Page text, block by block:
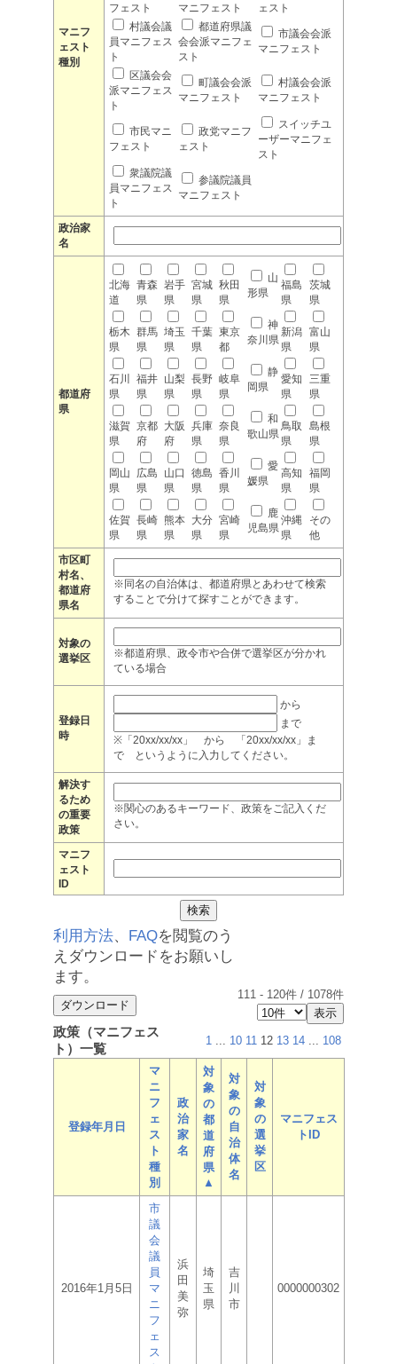
マニフ
ェスト
種別
フェスト
マニフェスト
ェスト
村議会議
員マニフェス
ト
都道府県議
会会派マニフェ
スト
市議会会派
マニフェスト
区議会会
派マニフェス
ト
町議会会派
マニフェスト
村議会会派
マニフェスト
市民マニ
フェスト
政党マニフ
ェスト
スイッチユ
ーザーマニフェ
スト
衆議院議
員マニフェス
ト
参議院議員
マニフェスト
政治家
名
都道府
県
北海
道
青森
県
岩手
県
宮城
県
秋田
県
山
形県
福島
県
茨城
県
栃木
県
群馬
県
埼玉
県
千葉
県
東京
都
神
奈川県
新潟
県
富山
県
石川
県
福井
県
山梨
県
長野
県
岐阜
県
静
岡県
愛知
県
三重
県
滋賀
県
京都
府
大阪
府
兵庫
県
奈良
県
和
歌山県
鳥取
県
島根
県
岡山
県
広島
県
山口
県
徳島
県
香川
県
愛
媛県
高知
県
福岡
県
佐賀
県
長崎
県
熊本
県
大分
県
宮崎
県
鹿
児島県
沖縄
県
その
他
市区町
村名、
都道府
県名
※同名の自治体は、都道府県とあわせて検索
することで分けて探すことができます。
対象の
選挙区
※都道府県、政令市や合併で選挙区が分かれ
ている場合
登録日
時
から
まで
※「20xx/xx/xx」 から 「20xx/xx/xx」ま
で というように入力してください。
解決す
るため
の重要
政策
※関心のあるキーワード、政策をご記入くだ
さい。
マニフ
ェスト
ID
利用方法、 FAQを閲覧のう
えダウンロードをお願いし
ます。
111 - 120件 / 1078件
政策（マニフェス
ト）一覧
1 ... 10 11 12 13 14 ... 108
登録年月日
マ
ニ
フ
ェ
ス
ト
種
別
政
治
家
名
対
象
の
都
道
府
県
▲
対
象
の
自
治
体
名
対
象
の
選
挙
区
マニフェス
トID
2016年1月5日
市
議
会
議
員
マ
ニ
フ
ェ
ス
浜
田
美
弥
埼
玉
県
吉
川
市
0000000302